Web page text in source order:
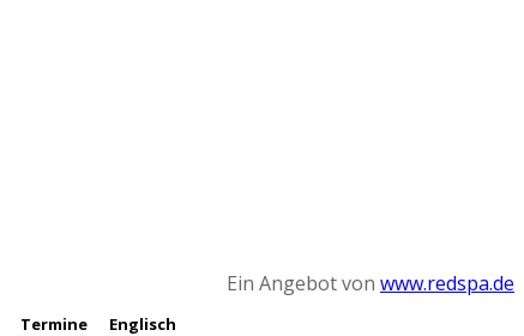
Ein Angebot von www.redspa.de
Termine Englisch